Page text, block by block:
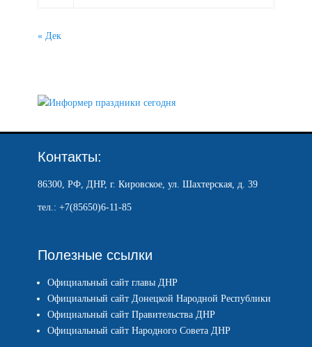
« Дек
Контакты:
86300, РФ, ДНР, г. Кировское, ул. Шахтерская, д. 39
тел.: +7(85650)6-11-85
Полезные ссылки
Официальный сайт главы ДНР
Официальный сайт Донецкой Народной Республики
Официальный сайт Правительства ДНР
Официальный сайт Народного Совета ДНР